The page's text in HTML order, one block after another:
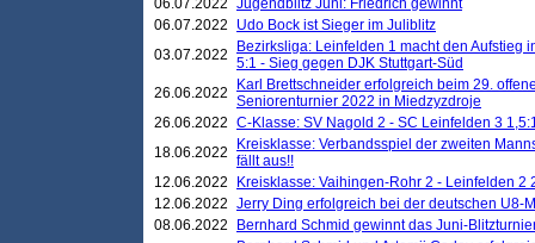
06.07.2022 Jugendblitz Juni: Friedrich gewinnt
06.07.2022
Udo Bock ist Sieger im Juliblitz
03.07.2022
Bezirksliga: Leinfelden 1 macht den Aufstieg
5:1 - Sieg gegen DJK Stuttgart-Süd
26.06.2022
Karl Brettschneider erfolgreich beim 29.
Seniorenturnier 2022 in Miedzyzdroje
26.06.2022 C-Klasse: SV Nagold 2 - SC Leinfelden 3
18.06.2022
Kreisklasse: Verbandsspiel der zweiten
fällt aus!!
12.06.2022
Kreisklasse: Vaihingen-Rohr 2 - Leinfelden 2
12.06.2022 Jerry Ding erfolgreich bei der deutschen U8-
08.06.2022
Bernhard Schmid gewinnt das Juni-